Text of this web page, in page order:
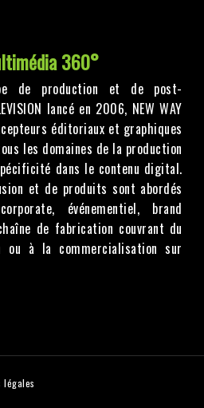
360°
de production et de post-
lancé en 2006, NEW WAY
éditoriaux et graphiques
les domaines de la production
dans le contenu digital.
et de produits sont abordés
événementiel, brand
de fabrication couvrant du
à la commercialisation sur
légales